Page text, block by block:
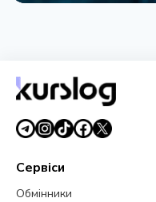
5 серпня 2026 р.4 хв читання
Сервіси
Обмінники